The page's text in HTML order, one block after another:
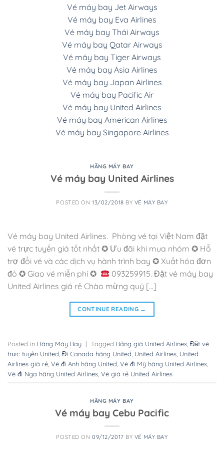
Vé máy bay Jet Airways
Vé máy bay Eva Airlines
Vé máy bay Thái Airways
Vé máy bay Qatar Airways
Vé máy bay Tiger Airways
Vé máy bay Asia Airlines
Vé máy bay Japan Airlines
Vé máy bay Pacific Air
Vé máy bay United Airlines
Vé máy bay American Airlines
Vé máy bay Singapore Airlines
HÃNG MÁY BAY
Vé máy bay United Airlines
POSTED ON13/02/2018 BY VÉ MÁY BAY
Vé máy bay United Airlines. Phòng vé tại Việt Nam đặt
vé trực tuyến giá tốt nhất ✪ Ưu đãi khi mua nhóm ✪ Hỗ
trợ đổi vé và các dịch vụ hành trình bay ✪ Xuất hóa đơn
đỏ ✪ Giao vé miễn phí ✪
093259915. Đặt vé máy bay
United Airlines giá rẻ Chào mừng quý […]
CONTINUE READING →
Posted in Hãng Máy Bay | Tagged Bảng giá United Airlines Đặt vé
trực tuyến United Đi Canada hãng United United Airlines United
Airlines giá rẻ Vé đi Anh hãng United Vé đi Mỹ hãng United Airlines
Vé đi Nga hãng United Airlines Vé giá rẻ United Airlines
HÃNG MÁY BAY
Vé máy bay Cebu Pacific
POSTED ON09/12/2017 BY VÉ MÁY BAY